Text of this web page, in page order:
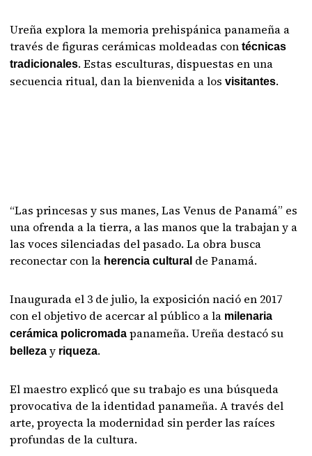
Ureña explora la memoria prehispánica panameña a
través de figuras cerámicas moldeadas contécnicas
tradicionales. Estas esculturas, dispuestas en una
secuencia ritual, dan la bienvenida a losvisitantes.
“Las princesas y sus manes, Las Venus de Panamá” es
una ofrenda a la tierra, a las manos que la trabajan y a
las voces silenciadas del pasado. La obra busca
reconectar con la herencia cultural de Panamá.
Inaugurada el 3 de julio, la exposición nació en 2017
con el objetivo de acercar al público a la milenaria
cerámica policromada panameña. Ureña destacó su
bellezay riqueza.
El maestro explicó que su trabajo es una búsqueda
provocativa de la identidad panameña. A través del
arte, proyecta la modernidad sin perder las raíces
profundas de la cultura.